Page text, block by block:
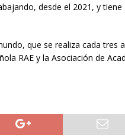
desde el 2021, y
que se realiza cada tres
RAE y la Asociación de